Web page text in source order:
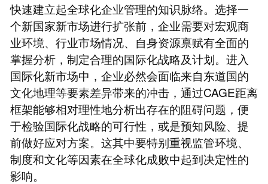
快速建立起全球化企业管理的知识脉络。选择一
个新国家新市场进行扩张前，企业需要对宏观商
业环境、行业市场情况、自身资源禀赋有全面的
掌握分析，制定合理的国际化战略及计划。进入
国际化新市场中，企业必然会面临来自东道国的
文化地理等要素差异带来的冲击，通过CAGE距离
框架能够相对理性地分析出存在的阻碍问题，便
于检验国际化战略的可行性，或是预知风险、提
前做好应对方案。这其中要特别重视监管环境、
制度和文化等因素在全球化成败中起到决定性的
影响。